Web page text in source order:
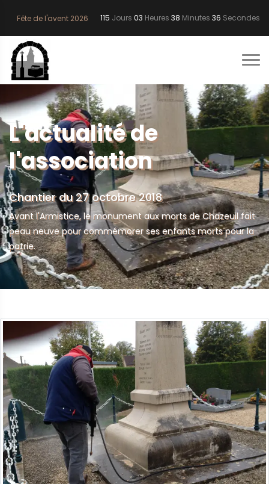
Fête de l'avent 2026 115 Jours 03 Heures 38 Minutes 35 Secondes
L'actualité de
l'association
Chantier du 27 octobre 2018
Avant l'Armistice, le monument aux morts de Chazeuil fait
peau neuve pour commémorer ses enfants morts pour la
patrie.